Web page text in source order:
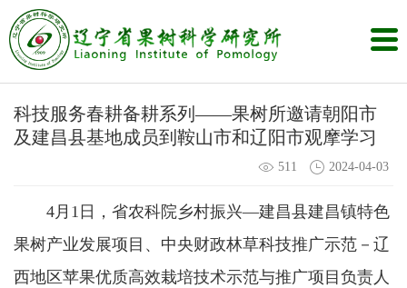
科技服务春耕备耕系列——果树所邀请朝阳市
及建昌县基地成员到鞍山市和辽阳市观摩学习
511 2024-04-03
4月1日，省农科院乡村振兴—建昌县建昌镇特色
果树产业发展项目、中央财政林草科技推广示范－辽
西地区苹果优质高效栽培技术示范与推广项目负责人